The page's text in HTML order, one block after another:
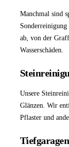
Manchmal sind
Sonderreinigung
ab, von der
Wasserschäden.
Unsere
Glänzen. Wir
Pflaster und